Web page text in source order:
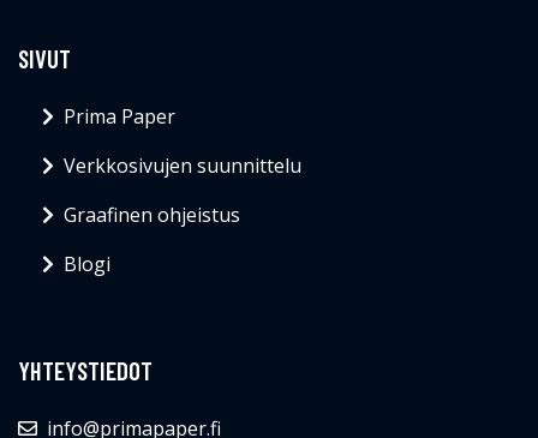
SIVUT
Prima Paper
Verkkosivujen suunnittelu
Graafinen ohjeistus
Blogi
YHTEYSTIEDOT
info@primapaper.fi